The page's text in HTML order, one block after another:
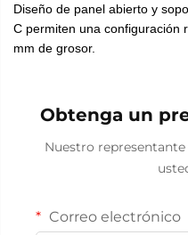
Diseño de panel abierto y
C permiten una configuración
mm de grosor.
Obtenga un
Nuestro
Correo electrónico